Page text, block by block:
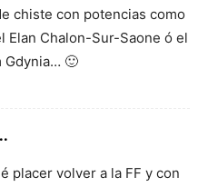
chiste con potencias como
Elan Chalon-Sur-Saone ó el
Gdynia… 🙂
placer volver a la FF y con